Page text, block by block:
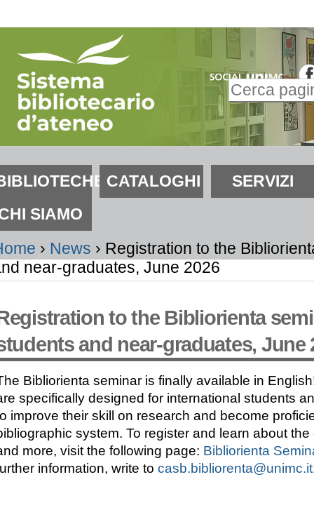
Inserire il
Ricerca
avanzata…
CATALOGHI
SERVIZI
SIAMO
› News › Registration to the
near-graduates, June 2026
to the Bibliorienta
and near-graduates, June
Bibliorienta seminar is finally available in
specifically designed for international students
improve their skill on research and become
system. To register and learn about
more, visit the following page: Bibliorienta
information, write to casb.bibliorenta@unimc.it